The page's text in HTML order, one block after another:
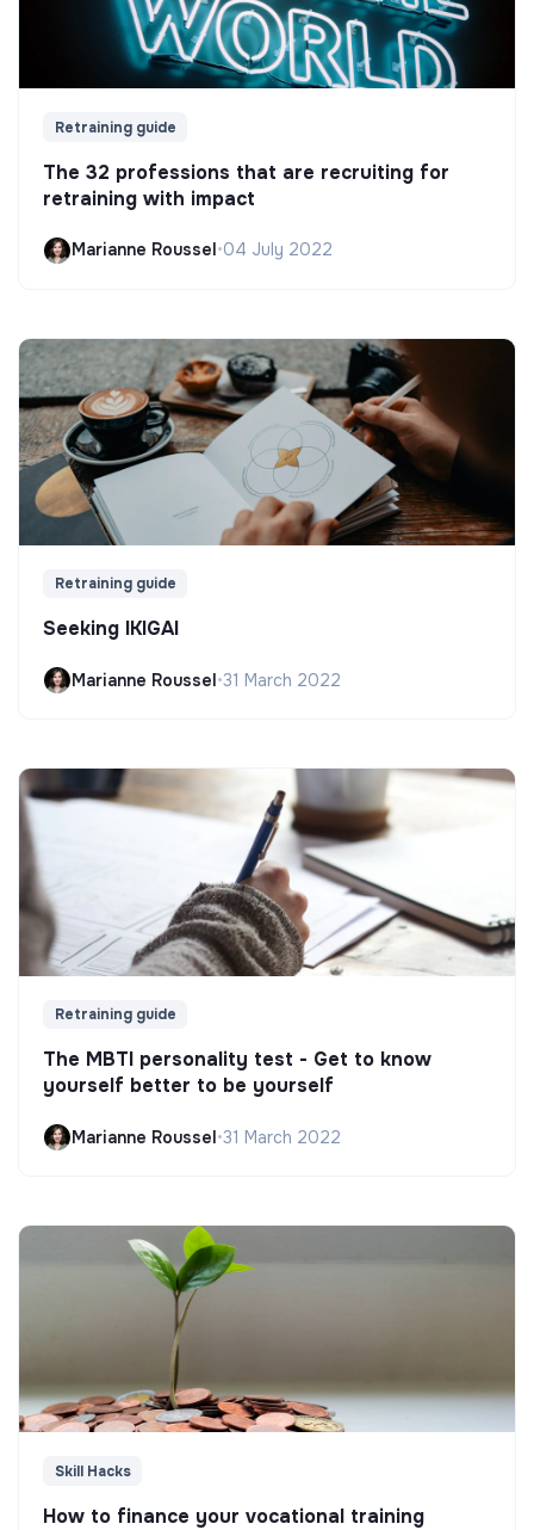
Retraining guide
The 32 professions that are recruiting for
retraining with impact
Marianne Roussel•04 July 2022
Retraining guide
Seeking IKIGAI
Marianne Roussel•31 March 2022
Retraining guide
The MBTI personality test - Get to know
yourself better to be yourself
Marianne Roussel•31 March 2022
Skill Hacks
How to finance your vocational training